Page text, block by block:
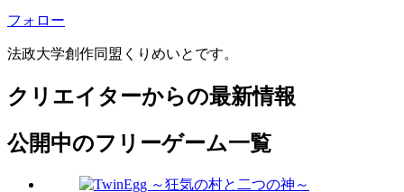
フォロー
法政大学創作同盟くりめいとです。
クリエイターからの最新情報
公開中のフリーゲーム一覧